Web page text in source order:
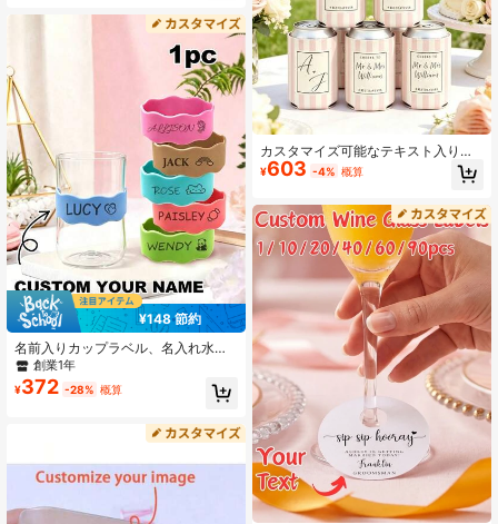
ギフトドリンクホルダー、再利用可
能な滑り止めドリンククーリー、結
婚式披露宴、ブライダルシャワー、
記念日のゲスト土産ギフト用
¥148 節約
名前入りカップラベル、名入れ水筒
ラベル、再利用可能、名入れ水筒リ
ング、名入れシリコンカップリング
ラベル、滑り止め&耐熱、記念日の祝
しいギフトにもなります
創業1年
¥372 -28% 概算
カスタマイズ可能なテキスト入り缶
クーラー、パーソナライズされたウ
ェディング缶飲料スリーブ、シング
ビーチ旅行とホリデー集会、トロピ
カルパーティーの記念品、家族用、
パーソナライズされたギフト、バチ
ェロレットパーティー、ウェディン
グゲストブック、カスタマイズされ
¥603 -4% 概算